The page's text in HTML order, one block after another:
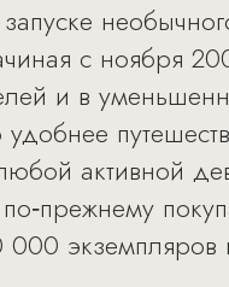
с ноября
и в
активной
000